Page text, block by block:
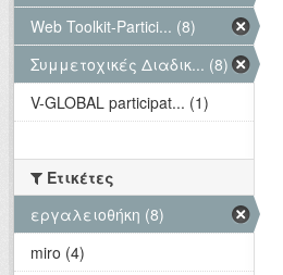
Web Toolkit-Partici... (8)
Συμμετοχικές Διαδικ... (8)
V-GLOBAL participat... (1)
Ετικέτες
εργαλειοθήκη (8)
miro (4)